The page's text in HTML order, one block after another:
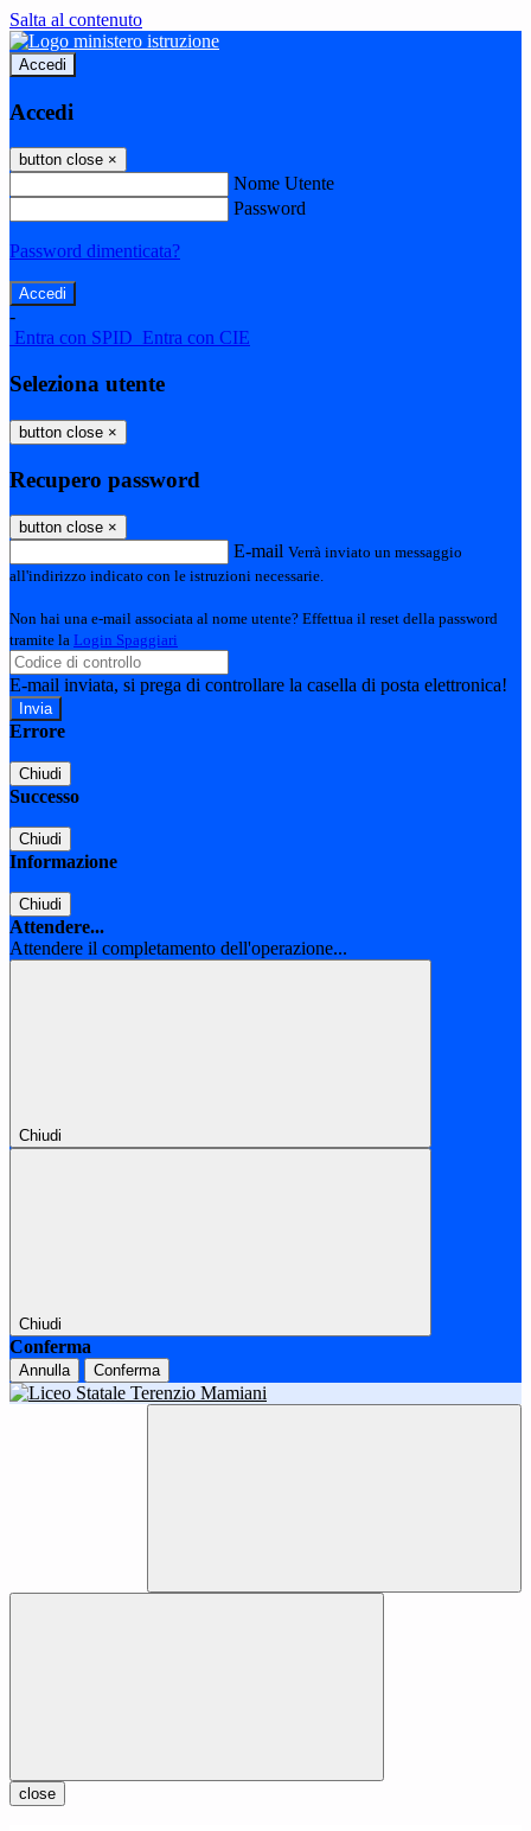
Salta al contenuto
Accedi
Accedi
button close ×
Nome Utente
Password
Password dimenticata?
-
Entra con SPID Entra con CIE
Seleziona utente
button close ×
Recupero password
button close ×
E-mail Verrà inviato un messaggio
all'indirizzo indicato con le istruzioni necessarie.
Non hai una e-mail associata al nome utente? Effettua il reset della password
tramite la Login Spaggiari
E-mail inviata, si prega di controllare la casella di posta elettronica!
Errore
Chiudi
Successo
Chiudi
Informazione
Chiudi
Attendere...
Attendere il completamento dell'operazione...
Chiudi
Chiudi
Conferma
Annulla Conferma
close